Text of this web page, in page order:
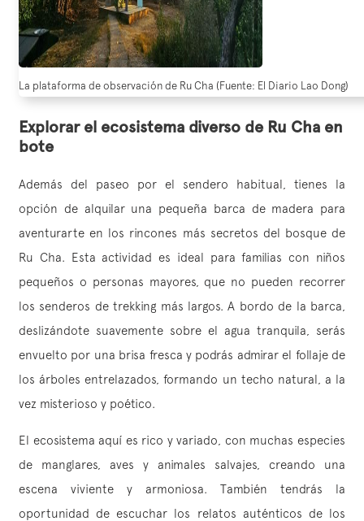
La plataforma de observación de Ru Cha (Fuente: El Diario Lao Dong)
Explorar el ecosistema diverso de Ru Cha en
bote
Además del paseo por el sendero habitual, tienes la
opción de alquilar una pequeña barca de madera para
aventurarte en los rincones más secretos del bosque de
Ru Cha. Esta actividad es ideal para familias con niños
pequeños o personas mayores, que no pueden recorrer
los senderos de trekking más largos. A bordo de la barca,
deslizándote suavemente sobre el agua tranquila, serás
envuelto por una brisa fresca y podrás admirar el follaje de
los árboles entrelazados, formando un techo natural, a la
vez misterioso y poético.
El ecosistema aquí es rico y variado, con muchas especies
de manglares, aves y animales salvajes, creando una
escena viviente y armoniosa. También tendrás la
oportunidad de escuchar los relatos auténticos de los